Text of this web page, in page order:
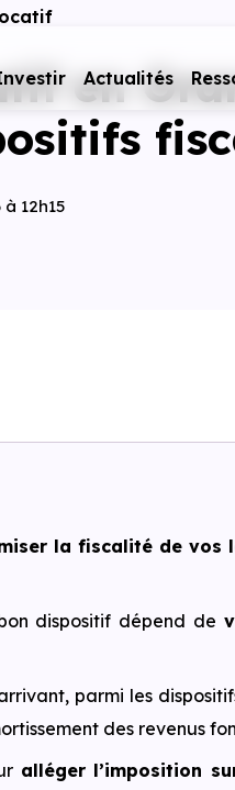
Actualités
en
12h15
la fiscalité de vos
dispositif dépend de
parmi les
des revenus
alléger l’imposition